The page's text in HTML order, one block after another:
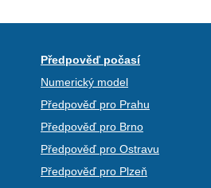
Předpověď počasí
Numerický model
Předpověď pro Prahu
Předpověď pro Brno
Předpověď pro Ostravu
Předpověď pro Plzeň